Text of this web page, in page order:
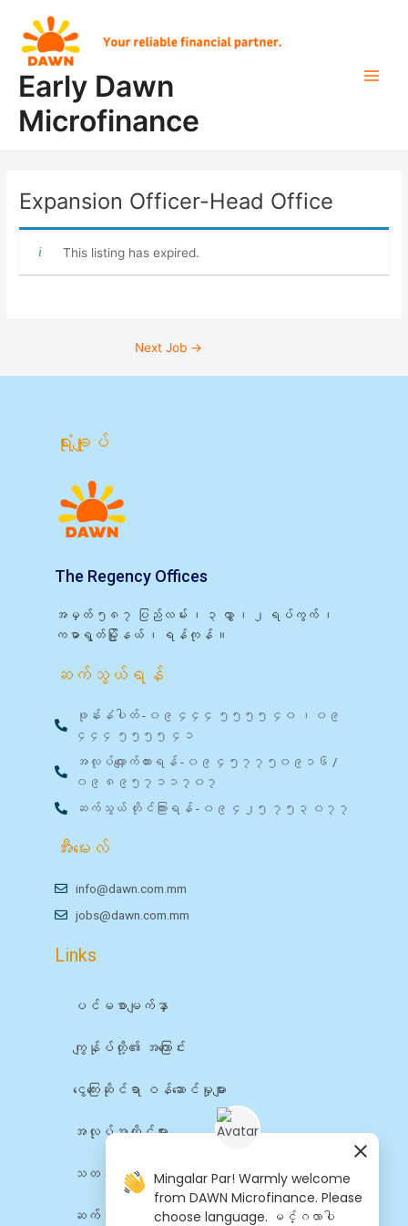
content
Early Dawn
Microfinance
Expansion Officer-Head Office
This listing has expired.
navigation
Next Job →
ရုံးချုပ်
The Regency Offices
အမှတ် ၅၈၇ ပြည်လမ်း ၊ ၃ လွှာ ၊ ၂ ရပ်ကွက် ၊
ကမာရွတ်မြို့နယ် ၊ ရန်ကုန် ။
ဆက်သွယ်ရန်
ဖုန်းနံပါတ် - ၀၉ ၄၄၄ ၅၅၅၅ ၄၀ ၊ ၀၉
၄၄၄ ၅၅၅၅ ၄၁
အလုပ်လျှောက်ထားရန် - ၀၉ ၄၅၇၇၅၀၉၁၆ /
၀၉ ၈၉၅၇၁၁၇၀၇
ဆက်သွယ် တိုင်ကြားရန် - ၀၉ ၄၂၅ ၇၅၃ ၀၇၇
အီးမေးလ်
info@dawn.com.mm
jobs@dawn.com.mm
Links
ပင်မစာမျက်နှာ
ကျွန်ုပ်တို့၏ အကြောင်း
ငွေကြေးဆိုင်ရာ ဝန်ဆောင်မှုများ
အလုပ်အကိုင်များ
သတင်း
ဆက်သွယ်ရန်
Mingalar Par! Warmly welcome
from DAWN Microfinance. Please
choose language. မင်္ဂလာပါ